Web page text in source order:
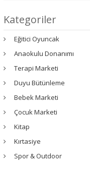
Kategoriler
Eğitici Oyuncak
Anaokulu Donanımı
Terapi Marketi
Duyu Bütünleme
Bebek Marketi
Çocuk Marketi
Kitap
Kırtasiye
Spor & Outdoor